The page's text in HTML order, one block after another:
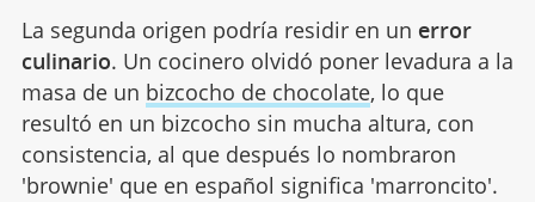
La segunda origen podría residir en un error
culinario. Un cocinero olvidó poner levadura a la
masa de un bizcocho de chocolate, lo que
resultó en un bizcocho sin mucha altura, con
consistencia, al que después lo nombraron
'brownie' que en español significa 'marroncito'.